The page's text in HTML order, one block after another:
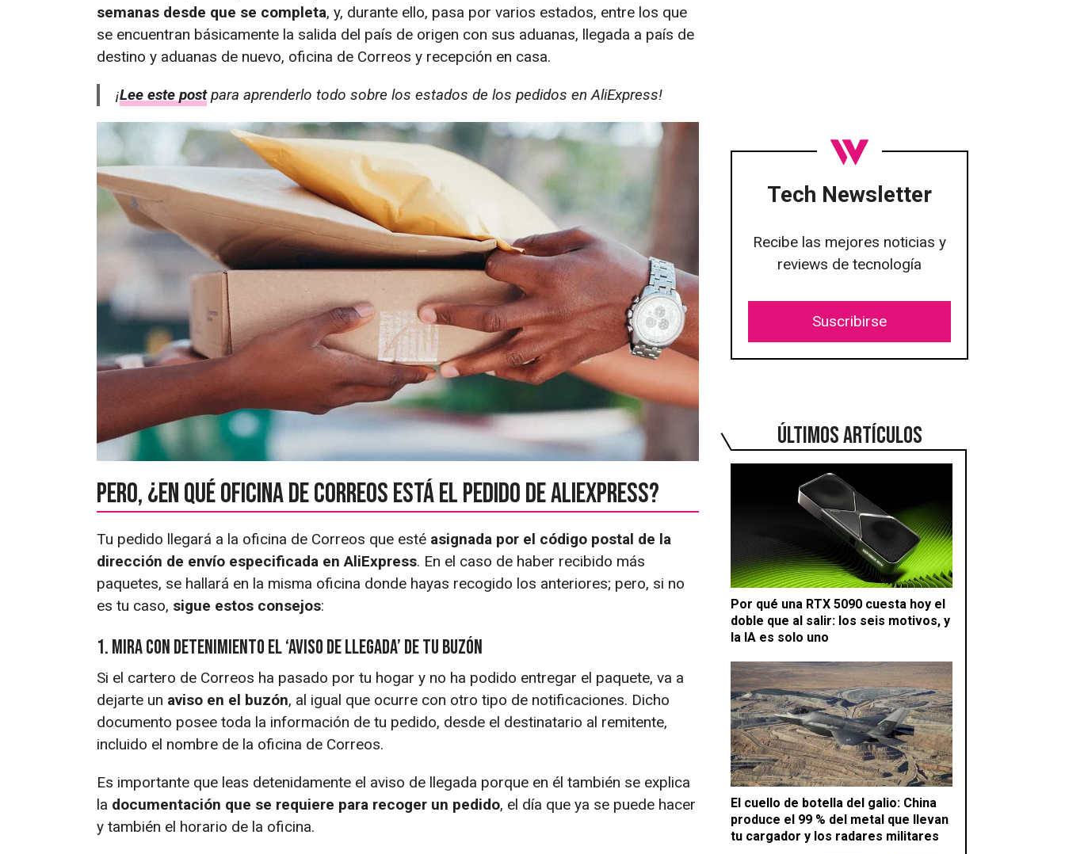
Tech Newsletter
Recibe las mejores noticias y
reviews de tecnología
Suscribirse
ÚLTIMOS ARTÍCULOS
Por qué una RTX 5090 cuesta hoy el
doble que al salir: los seis motivos, y
la IA es solo uno
El cuello de botella del galio: China
produce el 99 % del metal que llevan
tu cargador y los radares militares
semanas desde que se completa, y, durante ello, pasa por varios estados, entre los que
se encuentran básicamente la salida del país de origen con sus aduanas, llegada a país de
destino y aduanas de nuevo, oficina de Correos y recepción en casa.
¡Lee este postpara aprenderlo todo sobre los estados de los pedidos en AliExpress!
Pero, ¿en qué oficina de Correos está el pedido de AliExpress?
Tu pedido llegará a la oficina de Correos que esté asignada por el código postal de la
dirección de envío especificada en AliExpress. En el caso de haber recibido más
paquetes, se hallará en la misma oficina donde hayas recogido los anteriores; pero, si no
es tu caso, sigue estos consejos:
1. Mira con detenimiento el ‘aviso de llegada’ de tu buzón
Si el cartero de Correos ha pasado por tu hogar y no ha podido entregar el paquete, va a
dejarte un aviso en el buzón, al igual que ocurre con otro tipo de notificaciones. Dicho
documento posee toda la información de tu pedido, desde el destinatario al remitente,
incluido el nombre de la oficina de Correos.
Es importante que leas detenidamente el aviso de llegada porque en él también se explica
la documentación que se requiere para recoger un pedido, el día que ya se puede hacer
y también el horario de la oficina.